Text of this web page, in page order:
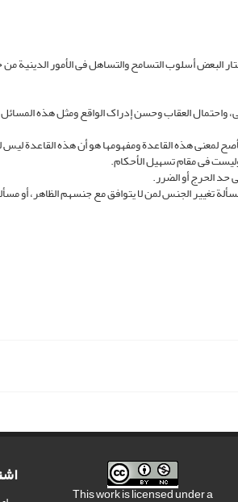
البعض أسلوب التسامح والتساهل فی الأمور الدینیة
واحتمال العقاب وحسن إدراک الواقع ومثل هذه
لمعنى هذه القاعدة ومفهومها هو أن هذه القاعدة لیس
ولیست فی مقام تسهیل الأحکام.
حد الحرج أو الضرر.
تغییر الجنس لمن لا یتوافق مع جنسهم الظاهر، أو
This work is licensed under a